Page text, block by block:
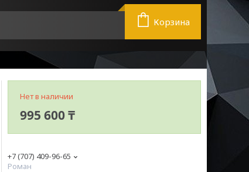
Корзина
Нет в наличии
995 600 ₸
+7 (707) 409-96-65
Роман